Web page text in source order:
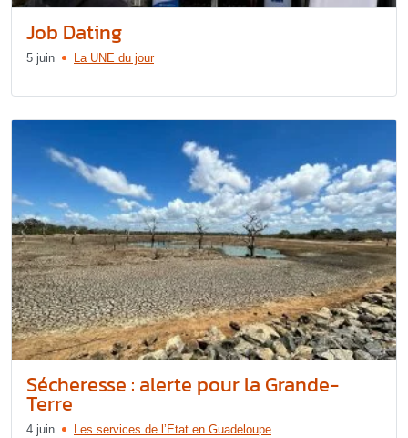
Job Dating
5 juin La UNE du jour
Sécheresse : alerte pour la Grande-
Terre
4 juin Les services de l’Etat en Guadeloupe